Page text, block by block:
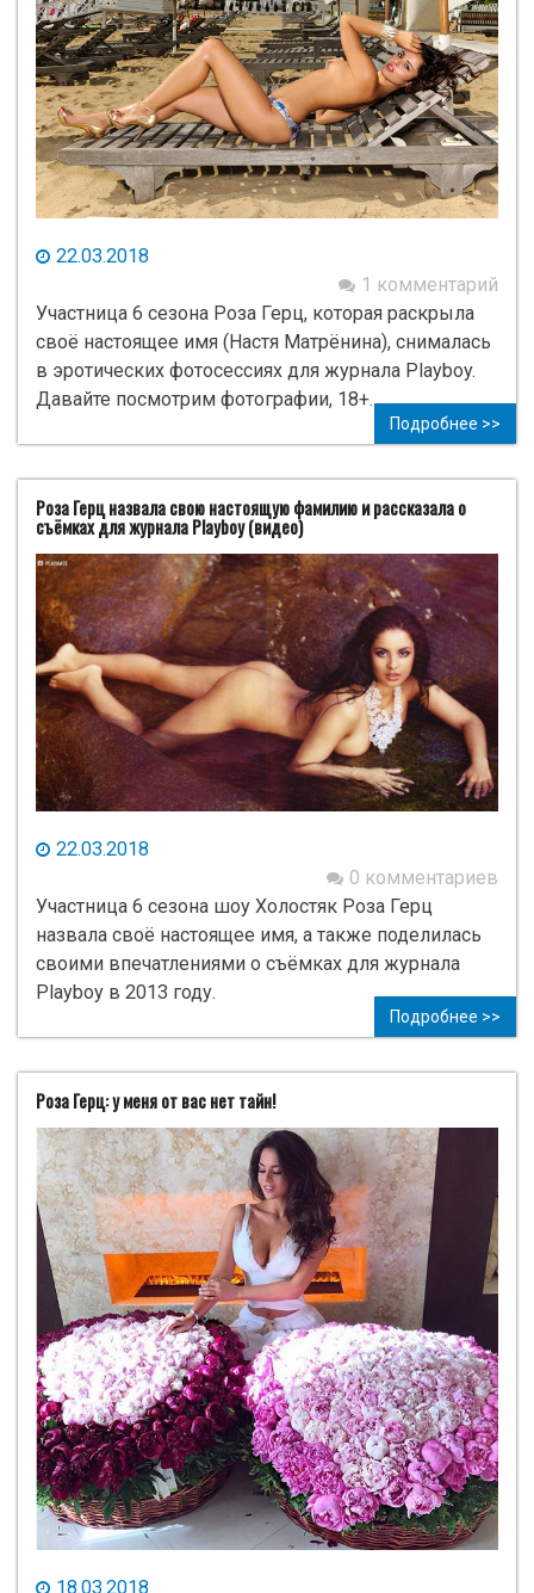
22.03.2018
1 комментарий
Участница 6 сезона Роза Герц, которая раскрыла
своё настоящее имя (Настя Матрёнина), снималась
в эротических фотосессиях для журнала Playboy.
Давайте посмотрим фотографии, 18+.
Подробнее >>
Роза Герц назвала свою настоящую фамилию и рассказала о
съёмках для журнала Playboy (видео)
22.03.2018
0 комментариев
Участница 6 сезона шоу Холостяк Роза Герц
назвала своё настоящее имя, а также поделилась
своими впечатлениями о съёмках для журнала
Playboy в 2013 году.
Подробнее >>
Роза Герц: у меня от вас нет тайн!
18.03.2018